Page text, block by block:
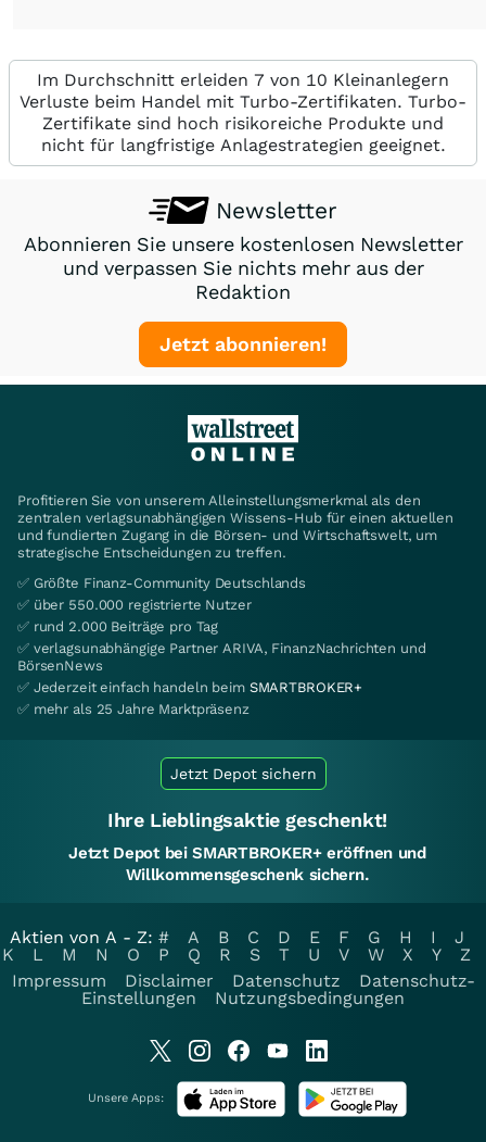
Im Durchschnitt erleiden 7 von 10 Kleinanlegern
Verluste beim Handel mit Turbo-Zertifikaten. Turbo-
Zertifikate sind hoch risikoreiche Produkte und
nicht für langfristige Anlagestrategien geeignet.
Newsletter
Abonnieren Sie unsere kostenlosen Newsletter
und verpassen Sie nichts mehr aus der
Redaktion
Jetzt abonnieren!
Profitieren Sie von unserem Alleinstellungsmerkmal als den
zentralen verlagsunabhängigen Wissens-Hub für einen aktuellen
und fundierten Zugang in die Börsen- und Wirtschaftswelt, um
strategische Entscheidungen zu treffen.
✅ Größte Finanz-Community Deutschlands
✅ über 550.000 registrierte Nutzer
✅ rund 2.000 Beiträge pro Tag
✅ verlagsunabhängige Partner ARIVA, FinanzNachrichten und
BörsenNews
✅ Jederzeit einfach handeln beim SMARTBROKER+
✅ mehr als 25 Jahre Marktpräsenz
Jetzt Depot sichern
Ihre Lieblingsaktie geschenkt!
Jetzt Depot bei SMARTBROKER+ eröffnen und
Willkommensgeschenk sichern.
Aktien von A - Z: # A B C D E F G H I
J
K
L M N O P Q R S T U V W X Y
Z
Impressum
Disclaimer Datenschutz
Datenschutz-
Einstellungen
Nutzungsbedingungen
Unsere Apps: